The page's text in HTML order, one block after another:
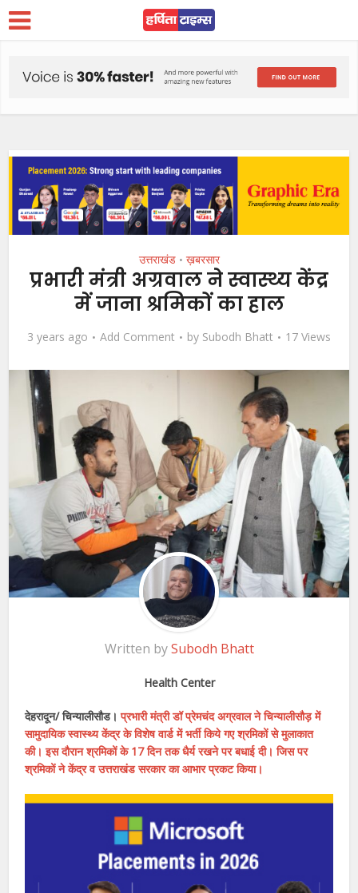
उत्तराखंड • ख़बरसार
प्रभारी मंत्री अग्रवाल ने स्वास्थ्य केंद्र
में जाना श्रमिकों का हाल
3 years ago Add Comment by Subodh Bhatt 17 Views
Written bySubodh Bhatt
Health Center
देहरादून/ चिन्यालीसौड। प्रभारी मंत्री डॉ प्रेमचंद अग्रवाल ने चिन्यालीसौड़ में
सामुदायिक स्वास्थ्य केंद्र के विशेष वार्ड में भर्ती किये गए श्रमिकों से मुलाकात
की। इस दौरान श्रमिकों के 17 दिन तक धैर्य रखने पर बधाई दी। जिस पर
श्रमिकों ने केंद्र व उत्तराखंड सरकार का आभार प्रकट किया।